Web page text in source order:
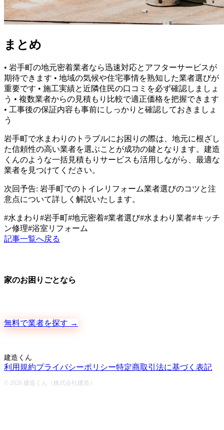
まとめ
• 岩手町の地元密着業者なら迅速対応とアフターサービスが
期待できます • 地域の気候や住宅事情を熟知した業者選びが
重要です • 施工実績と近隣住民の口コミを必ず確認しましょ
う • 複数業者からの見積もり比較で適正価格を把握できます
• 工事後の保証内容も事前にしっかりと確認しておきましょ
う
岩手町で水まわりのトラブルにお困りの際は、地元に根ざし
た信頼性の高い業者を選ぶことが成功の鍵となります。建造
くんのような一括見積もりサービスも活用しながら、最適な
業者を見つけてください。
次回予告: 岩手町でのトイレリフォーム業者選びのコツと注
意点について詳しく解説いたします。
#水まわり #岩手町#地元密着#業者選び#水まわり業者#キッチ
ン修理#浴室リフォーム
記事一覧へ戻る
家のお困りごとなら
無料で業者を探す →
建造くん
利用規約プライバシーポリシー特定商取引法に基づく表記
© 2026 建造くん（株式会社建造）